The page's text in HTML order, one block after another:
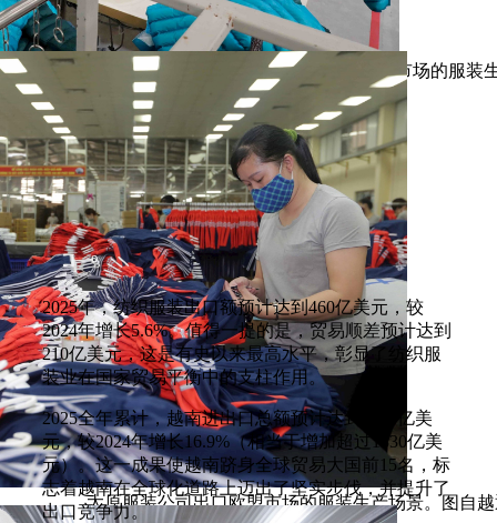
太平省Maxport服装公司出口美国及欧盟市场的服装
太原服装公司出口欧盟市场的服装生产场景。图自
2025年，纺织服装出口额预计达到460亿美元，较
2024年增长5.6%。值得一提的是，贸易顺差预计达到
210亿美元，这是有史以来最高水平，彰显了纺织服
装业在国家贸易平衡中的支柱作用。
2025全年累计，越南进出口总额预计达到9200亿美
元，较2024年增长16.9%（相当于增加超过1330亿美
元）。这一成果使越南跻身全球贸易大国前15名，标
志着越南在全球化道路上迈出了坚实步伐，并提升了
出口竞争力。